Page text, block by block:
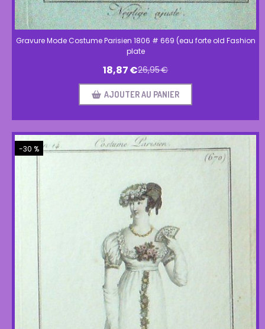
Gravure Mode Costume Parisien 1806 # 669 (eau forte old Fashion
plate
18,87€26,95€
AJOUTER AU PANIER
-30 %